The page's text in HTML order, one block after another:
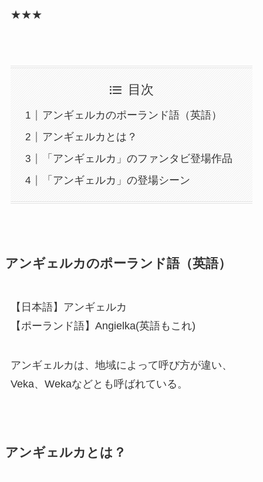
★★★
目次
アンギェルカのポーランド語（英語）
アンギェルカとは？
「アンギェルカ」のファンタビ登場作品
「アンギェルカ」の登場シーン
アンギェルカのポーランド語（英語）
【日本語】アンギェルカ
【ポーランド語】Angielka(英語もこれ)
アンギェルカは、地域によって呼び方が違い、
Veka、Wekaなどとも呼ばれている。
アンギェルカとは？